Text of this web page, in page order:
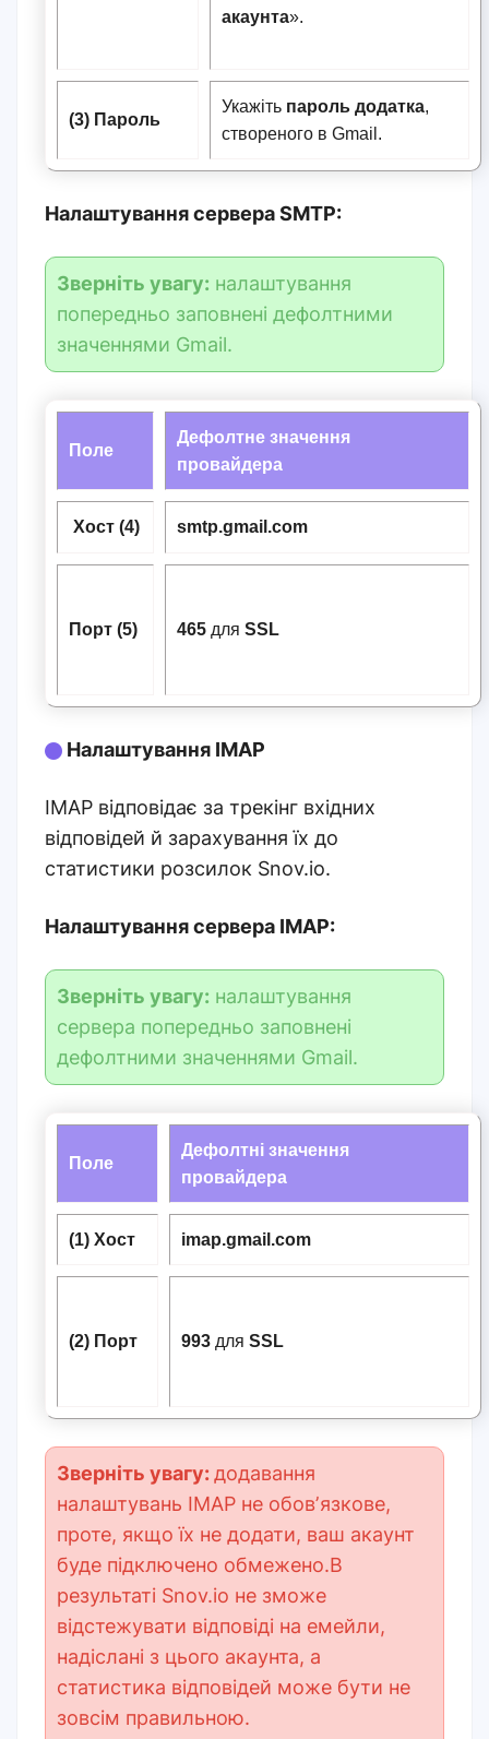
акаунта».
(3) Пароль
Укажіть пароль додатка,
створеного в Gmail.
Налаштування сервера SMTP:
Зверніть увагу: налаштування
попередньо заповнені дефолтними
значеннями Gmail.
Поле
Дефолтне значення
провайдера
Хост (4) smtp.gmail.com
Порт (5) 465 для SSL
Налаштування IMAP
IMAP відповідає за трекінг вхідних
відповідей й зарахування їх до
статистики розсилок Snov.io.
Налаштування сервера IMAP:
Зверніть увагу: налаштування
сервера попередньо заповнені
дефолтними значеннями Gmail.
Поле
Дефолтні значення
провайдера
(1) Хост imap.gmail.com
(2) Порт 993 для SSL
Зверніть увагу:додавання
налаштувань IMAP не обовʼязкове,
проте, якщо їх не додати, ваш акаунт
буде підключено обмежено.В
результаті Snov.io не зможе
відстежувати відповіді на емейли,
надіслані з цього акаунта, а
статистика відповідей може бути не
зовсім правильною.